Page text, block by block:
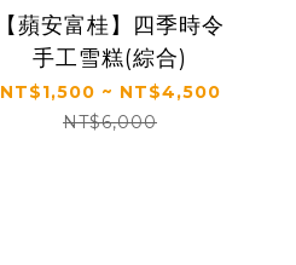
【蘋安富桂】四季時令
手工雪糕(綜合)
NT$1,500 ~ NT$4,500
NT$6,000